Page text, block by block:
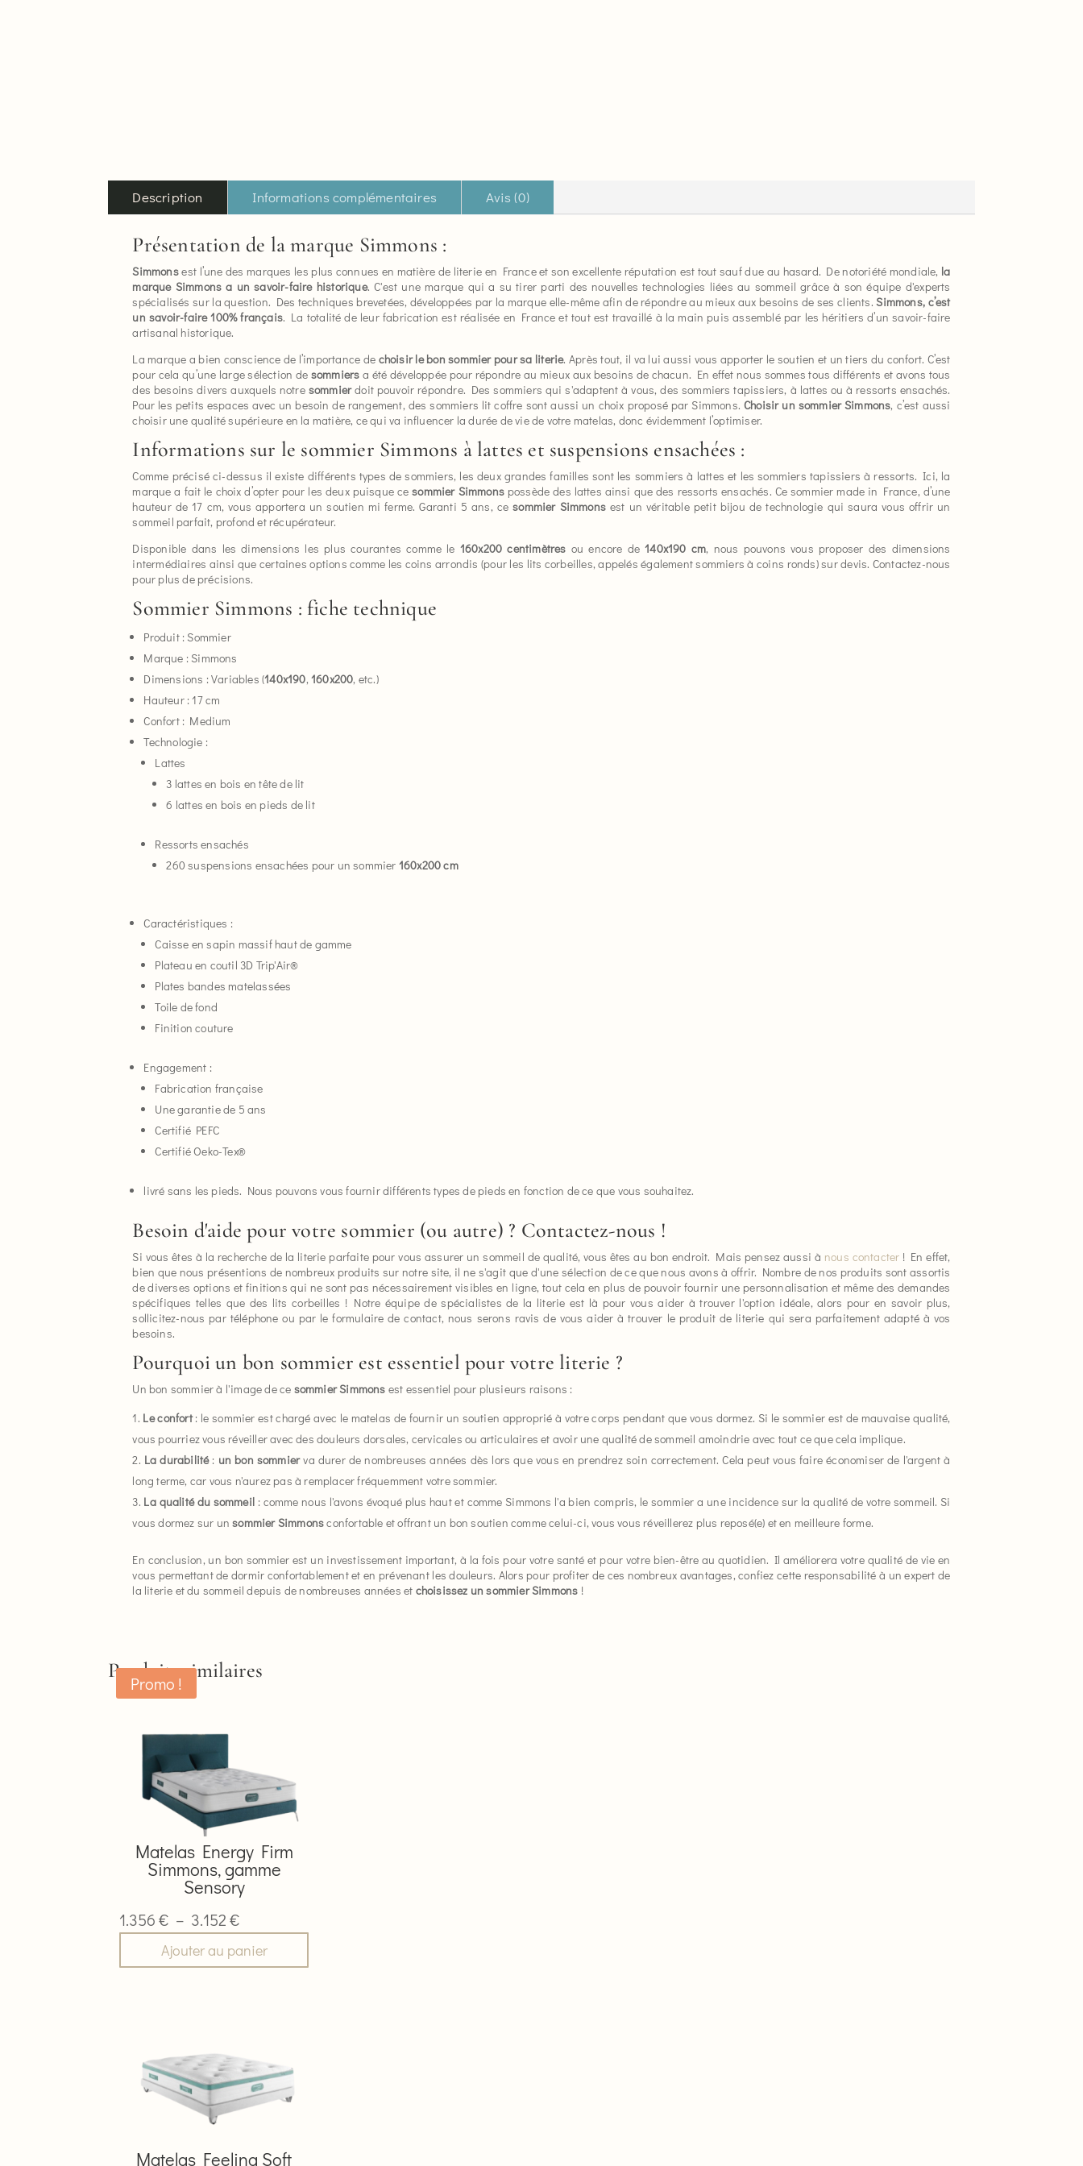
Description Informations complémentaires Avis (0)
Présentation de la marque Simmons :
Simmonsest l’une des marques les plus connues en matière de literie en France et son excellente réputation est tout sauf due au hasard. De notoriété mondiale, la
marque Simmons a un savoir-faire historique. C'est une marque qui a su tirer parti des nouvelles technologies liées au sommeil grâce à son équipe d'experts
spécialisés sur la question. Des techniques brevetées, développées par la marque elle-même afin de répondre au mieux aux besoins de ses clients.Simmons, c’est
un savoir-faire 100% français. La totalité de leur fabrication est réalisée en France et tout est travaillé à la main puis assemblé par les héritiers d’un savoir-faire
artisanal historique.
La marque a bien conscience de l’importance de choisir le bon sommier pour sa literie. Après tout, il va lui aussi vous apporter le soutien et un tiers du confort. C’est
pour cela qu’une large sélection de sommiers a été développée pour répondre au mieux aux besoins de chacun. En effet nous sommes tous différents et avons tous
des besoins divers auxquels notre sommierdoit pouvoir répondre. Des sommiers qui s'adaptent à vous, des sommiers tapissiers, à lattes ou à ressorts ensachés.
Pour les petits espaces avec un besoin de rangement, des sommiers lit coffre sont aussi un choix proposé par Simmons.Choisir un sommier Simmons, c’est aussi
choisir une qualité supérieure en la matière, ce qui va influencer la durée de vie de votre matelas, donc évidemment l’optimiser.
Informations sur le sommier Simmons à lattes et suspensions ensachées :
Comme précisé ci-dessus il existe différents types de sommiers, les deux grandes familles sont les sommiers à lattes et les sommiers tapissiers à ressorts. Ici, la
marque a fait le choix d’opter pour les deux puisque cesommier Simmonspossède des lattes ainsi que des ressorts ensachés. Ce sommier made in France, d’une
hauteur de 17 cm, vous apportera un soutien mi ferme. Garanti 5 ans, cesommier Simmons est un véritable petit bijou de technologie qui saura vous offrir un
sommeil parfait, profond et récupérateur.
Disponible dans les dimensions les plus courantes comme le 160x200 centimètres ou encore de140x190 cm, nous pouvons vous proposer des dimensions
intermédiaires ainsi que certaines options comme les coins arrondis (pour les lits corbeilles, appelés également sommiers à coins ronds) sur devis. Contactez-nous
pour plus de précisions.
Sommier Simmons : fiche technique
Produit : Sommier
Marque : Simmons
Dimensions : Variables (140x190,160x200, etc.)
Hauteur : 17 cm
Confort : Medium
Technologie :
Lattes
3 lattes en bois en tête de lit
6 lattes en bois en pieds de lit
Ressorts ensachés
260 suspensions ensachées pour un sommier 160x200 cm
Caractéristiques :
Caisse en sapin massif haut de gamme
Plateau en coutil 3D Trip'Air®
Plates bandes matelassées
Toile de fond
Finition couture
Engagement :
Fabrication française
Une garantie de 5 ans
Certifié PEFC
Certifié Oeko-Tex®
livré sans les pieds. Nous pouvons vous fournir différents types de pieds en fonction de ce que vous souhaitez.
Besoin d'aide pour votre sommier (ou autre) ? Contactez-nous !
Si vous êtes à la recherche de la literie parfaite pour vous assurer un sommeil de qualité, vous êtes au bon endroit. Mais pensez aussi à nous contacter ! En effet,
bien que nous présentions de nombreux produits sur notre site, il ne s'agit que d'une sélection de ce que nous avons à offrir. Nombre de nos produits sont assortis
de diverses options et finitions qui ne sont pas nécessairement visibles en ligne, tout cela en plus de pouvoir fournir une personnalisation et même des demandes
spécifiques telles que des lits corbeilles ! Notre équipe de spécialistes de la literie est là pour vous aider à trouver l'option idéale, alors pour en savoir plus,
sollicitez-nous par téléphone ou par le formulaire de contact, nous serons ravis de vous aider à trouver le produit de literie qui sera parfaitement adapté à vos
besoins.
Pourquoi un bon sommier est essentiel pour votre literie ?
Un bon sommier à l'image de ce sommier Simmons est essentiel pour plusieurs raisons :
Le confort: le sommier est chargé avec le matelas de fournir un soutien approprié à votre corps pendant que vous dormez. Si le sommier est de mauvaise qualité,
vous pourriez vous réveiller avec des douleurs dorsales, cervicales ou articulaires et avoir une qualité de sommeil amoindrie avec tout ce que cela implique.
La durabilité: un bon sommierva durer de nombreuses années dès lors que vous en prendrez soin correctement. Cela peut vous faire économiser de l'argent à
long terme, car vous n'aurez pas à remplacer fréquemment votre sommier.
La qualité du sommeil : comme nous l'avons évoqué plus haut et comme Simmons l'a bien compris, le sommier a une incidence sur la qualité de votre sommeil. Si
vous dormez sur unsommier Simmonsconfortable et offrant un bon soutien comme celui-ci, vous vous réveillerez plus reposé(e) et en meilleure forme.
En conclusion, un bon sommier est un investissement important, à la fois pour votre santé et pour votre bien-être au quotidien. Il améliorera votre qualité de vie en
vous permettant de dormir confortablement et en prévenant les douleurs. Alors pour profiter de ces nombreux avantages, confiez cette responsabilité à un expert de
la literie et du sommeil depuis de nombreuses années et choisissez un sommier Simmons !
Produits similaires
Matelas Energy Firm
Simmons, gamme
Sensory
1.356€ – 3.152€
de
prix :
Ajouter au panier
Ce
plusieurs
variations.
peuvent
sur
la
Matelas Feeling Soft
plusieurs
variations.
peuvent
Promo !